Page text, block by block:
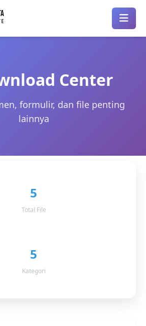
Center
formulir, dan file penting
lainnya
5
Total File
5
Kategori